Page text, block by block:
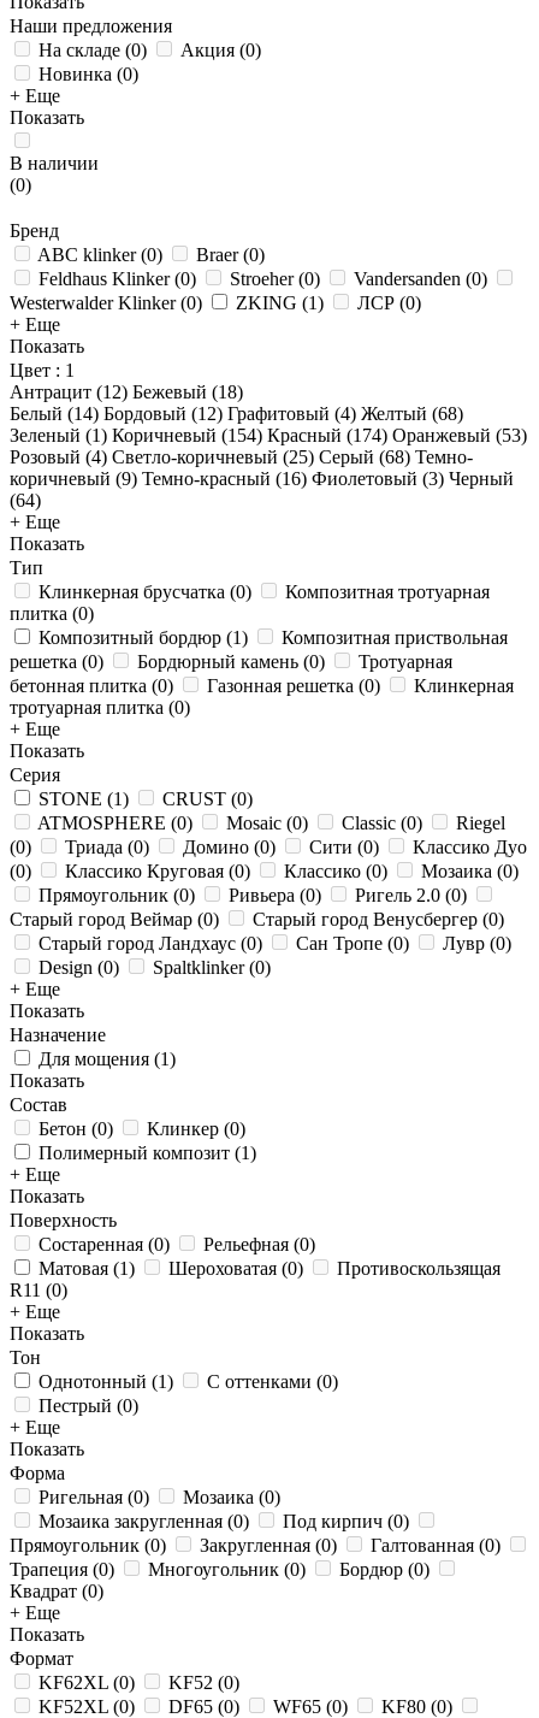
Наши предложения
На складе (0) Акция (0)
Новинка (0)
+ Еще
Показать
В наличии
(0)
Бренд
ABC klinker(0) Braer(0)
Feldhaus Klinker(0) Stroeher(0) Vandersanden (0)
Westerwalder Klinker(0) ZKING (1) ЛСР (0)
+ Еще
Показать
Цвет : 1
Антрацит (12) Бежевый (18)
Белый (14) Бордовый (12) Графитовый (4) Желтый (68)
Зеленый (1) Коричневый (154) Красный (174) Оранжевый (53)
Розовый (4) Светло-коричневый (25) Серый (68) Темно-
коричневый (9) Темно-красный (16) Фиолетовый (3) Черный
(64)
+ Еще
Показать
Тип
Клинкерная брусчатка (0)
Композитная тротуарная
плитка (0)
Композитный бордюр (1)
Композитная приствольная
решетка (0) Бордюрный камень (0)
Тротуарная
бетонная плитка (0) Газонная решетка (0)
Клинкерная
тротуарная плитка (0)
+ Еще
Показать
Серия
STONE (1) CRUST (0)
ATMOSPHERE (0) Mosaic (0) Classic (0)
Riegel
(0) Триада (0) Домино (0) Сити (0)
Классико Дуо
(0) Классико Круговая (0) Классико (0) Мозаика (0)
Прямоугольник (0) Ривьера (0) Ригель 2.0 (0)
Старый город Веймар (0) Старый город Венусбергер (0)
Старый город Ландхаус (0) Сан Тропе (0) Лувр (0)
Design (0) Spaltklinker(0)
+ Еще
Показать
Назначение
Для мощения (1)
Показать
Состав
Бетон (0) Клинкер (0)
Полимерный композит (1)
+ Еще
Показать
Поверхность
Состаренная (0) Рельефная (0)
Матовая (1) Шероховатая (0)
Противоскользящая
R11 (0)
+ Еще
Показать
Тон
Однотонный (1) С оттенками (0)
Пестрый (0)
+ Еще
Показать
Форма
Ригельная (0) Мозаика (0)
Мозаика закругленная (0) Под кирпич (0)
Прямоугольник (0) Закругленная (0) Галтованная (0)
Трапеция (0) Многоугольник (0) Бордюр (0)
Квадрат (0)
+ Еще
Показать
Формат
KF62XL (0) KF52 (0)
KF52XL (0) DF65 (0) WF65 (0) KF80 (0)